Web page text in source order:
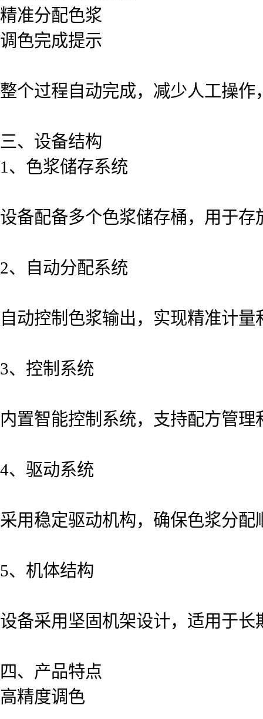
精准分配色浆
调色完成提示
整个过程自动完成，减少人工操
三、设备结构
1、色浆储存系统
设备配备多个色浆储存桶，用于
2、自动分配系统
自动控制色浆输出，实现精准计量
3、控制系统
内置智能控制系统，支持配方管理
4、驱动系统
采用稳定驱动机构，确保色浆分配
5、机体结构
设备采用坚固机架设计，适用于长
四、产品特点
高精度调色